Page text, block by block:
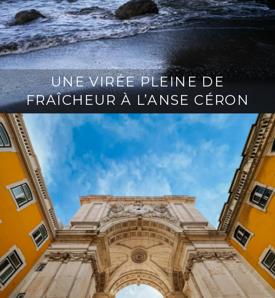
UNE VIRÉE PLEINE DE
FRAÎCHEUR À L’ANSE CÉRON